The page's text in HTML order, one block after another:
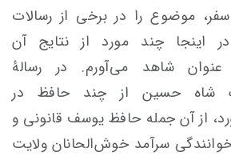
موضوع را در برخی از رسالات
اینجا چند مورد از نتایج آن
شاهد می‌آورم. در رسالۀ
شاه حسین از چند حافظ در
از آن جمله حافظ یوسف قانونی و
سرآمد خوش‌الحانان ولایت